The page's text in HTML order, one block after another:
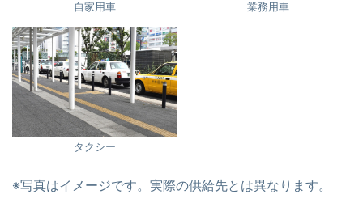
自家用車 業務用車
タクシー
※写真はイメージです。実際の供給先とは異なります。